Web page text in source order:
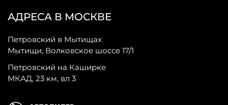
АДРЕСА В МОСКВЕ
Петровский в Мытищах
Мытищи, Волковское шоссе 17/1
Петровский на Каширке
МКАД, 23 км, вл 3